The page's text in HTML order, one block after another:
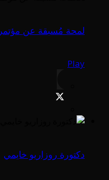
لمحة مُسبقة عن مؤتمر CILAD ٢٠٢٤ – الجزء الأول
Play
دكتورة روزاريو خايمي